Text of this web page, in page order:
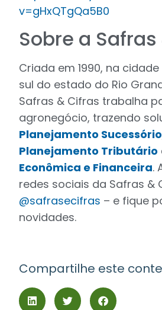
v=gHxQTgQa5B0
Sobre a
Criada em 1990, na
sul do estado do Rio
Safras & Cifras trabalha
agronegócio, trazendo
Planejamento Sucessório
Planejamento Tributário
Econômica e Financeira.
redes sociais da Safras &
@safrasecifras – e fique
novidades.
Compartilhe este